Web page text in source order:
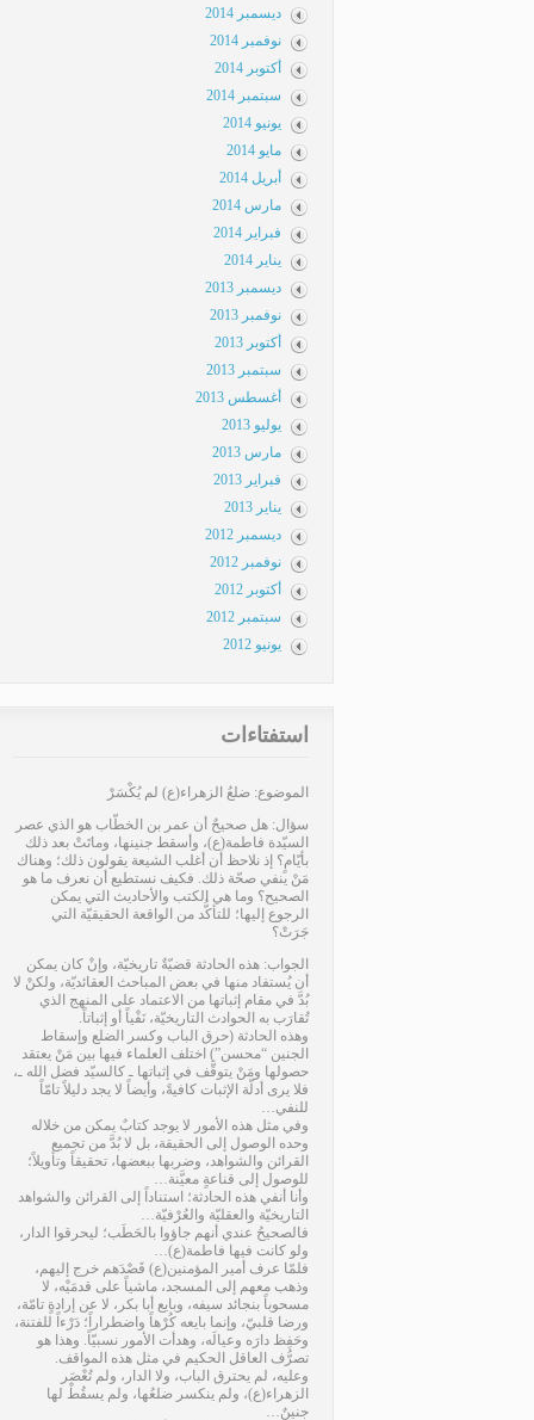
ديسمبر 2014
نوفمبر 2014
أكتوبر 2014
سبتمبر 2014
يونيو 2014
مايو 2014
أبريل 2014
مارس 2014
فبراير 2014
يناير 2014
ديسمبر 2013
نوفمبر 2013
أكتوبر 2013
سبتمبر 2013
أغسطس 2013
يوليو 2013
مارس 2013
فبراير 2013
يناير 2013
ديسمبر 2012
نوفمبر 2012
أكتوبر 2012
سبتمبر 2012
يونيو 2012
استفتاءات
الموضوع: ضلعُ الزهراء(ع) لم يُكْسَرْ
سؤال: هل صحيحٌ أن عمر بن الخطّاب هو الذي عصر
السيّدة فاطمة(ع)، وأسقط جنينها، وماتَتْ بعد ذلك
بأيّامٍ؟ إذ نلاحظ أن أغلب الشيعة يقولون ذلك؛ وهناك
مَنْ ينفي صحّة ذلك. فكيف نستطيع أن نعرف ما هو
الصحيح؟ وما هي الكتب والأحاديث التي يمكن
الرجوع إليها؛ للتأكُّد من الواقعة الحقيقيّة التي
جَرَتْ؟
الجواب: هذه الحادثة قضيّةٌ تاريخيّة، وإنْ كان يمكن
أن يُستفاد منها في بعض المباحث العقائديّة، ولكنْ لا
بُدَّ في مقام إثباتها من الاعتماد على المنهج الذي
تُقارَب به الحوادث التاريخيّة، نَفْياً أو إثباتاً.
وهذه الحادثة (حرق الباب وكسر الضلع وإسقاط
الجنين “محسن”) اختلف العلماء فيها بين مَنْ يعتقد
حصولها ومَنْ يتوقَّف في إثباتها ـ كالسيّد فضل الله ـ،
فلا يرى أدلّة الإثبات كافيةً، وأيضاً لا يجد دليلاً تامّاً
للنفي…
وفي مثل هذه الأمور لا يوجد كتابٌ يمكن من خلاله
وحده الوصول إلى الحقيقة، بل لا بُدَّ من تجميع
القرائن والشواهد، وضربها ببعضها، تحقيقاً وتأويلاً؛
للوصول إلى قناعةٍ معيَّنة…
وأنا أنفي هذه الحادثة؛ استناداً إلى القرائن والشواهد
التاريخيّة والعقليّة والعُرْفيّة…
فالصحيحُ عندي أنهم جاؤوا بالحَطَب؛ ليحرقوا الدار،
ولو كانت فيها فاطمة(ع)…
فلمّا عرف أمير المؤمنين(ع) قَصْدَهم خرج إليهم،
وذهب معهم إلى المسجد، ماشياً على قدمَيْه، لا
مسحوباً بنجائد سيفه، وبايع أبا بكر، لا عن إرادةٍ تامّة،
ورضا قلبيّ، وإنما بايعه كُرْهاً واضطراراً؛ دَرْءاً للفتنة،
وحَفِظ دارَه وعيالَه، وهدأت الأمور نسبيّاً. وهذا هو
تصرُّف العاقل الحكيم في مثل هذه المواقف.
وعليه، لم يحترق الباب، ولا الدار، ولم تُعْصَر
الزهراء(ع)، ولم ينكسر ضلعُها، ولم يسقُطْ لها
جنينٌ…